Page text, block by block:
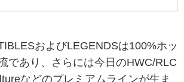
およびLEGENDSは100%ホッ
であり、さらには今日のHWC/RLC
などのプレミアムラインが生ま